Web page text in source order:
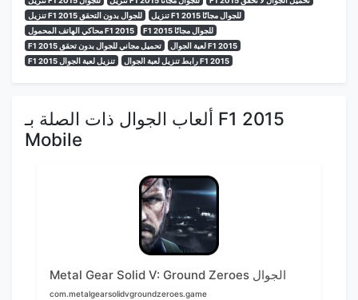
تنزيل F1 2015 للجوال بدون التحقق
تنزيل F1 2015 للجوال مجانًا
محاكي الهاتف المحمول F1 2015
F1 2015 للجوال مجانًا
F1 2015 تحميل مجاني للجوال بدون تحقق
لعبة الجوال F1 2015
F1 2015 تنزيل لعبة الجوال
رابط تنزيل لعبة الجوال F1 2015
ألعاب الجوال ذات الصلة بـ F1 2015
Mobile
Metal Gear Solid V: Ground Zeroes الجوال
com.metalgearsolidvgroundzeroes.game